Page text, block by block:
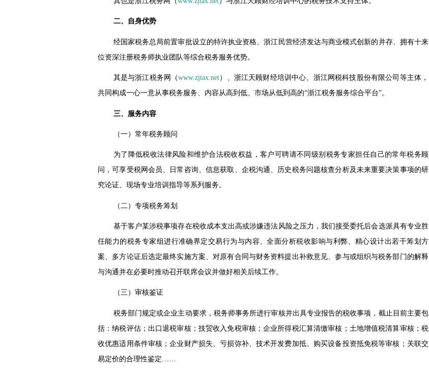
二、自身优势
经国家税务总局前置审批设立的特许执业资格、浙江民营经济发达与商业模式创新的并存、拥有十来
位资深注册税务师执业团队等综合税务服务优势。
其是与浙江税务网（www.zjtax.net）、浙江天顾财经培训中心、 浙江网税科技股份有限公司等主体，
共同构成一心一意从事税务服务、内容从高到低、市场从低到高的“浙江税务服务综合平台”。
三、服务内容
（一）常年税务顾问
为了降低税收法律风险和维护合法税收权益，客户可聘请不同级别税务专家担任自己的常年税务顾
问，可享受税网会员、日常咨询、信息获取、企税沟通、历史税务问题核查分析及未来重要决策事项的研
究论证、现场专业培训指导等系列服务。
（二）专项税务筹划
基于客户某涉税事项存在税收成本支出高或涉嫌违法风险之压力，我们接受委托后会选派具有专业胜
任能力的税务专家组进行准确界定交易行为与内容、全面分析税收影响与利弊、精心设计出若干筹划方
案、多方论证后选定最终实施方案、对原有合同与财务资料提出补救意见、参与或组织与税务部门的解释
与沟通并在必要时推动召开联席会议并做好相关后续工作。
（三）审核鉴证
税务部门规定或企业主动要求，税务师事务所进行审核并出具专业报告的税收事项，截止目前主要包
括：纳税评估；出口退税审核；技贸收入免税审核；企业所得税汇算清缴审核；土地增值税清算审核；税
收优惠适用条件审核；企业财产损失、亏损弥补、技术开发费加抵、购买设备投资抵免税等审核；关联交
易定价的合理性鉴定……